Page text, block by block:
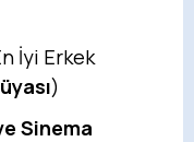
İyi Erkek
)
Sinema